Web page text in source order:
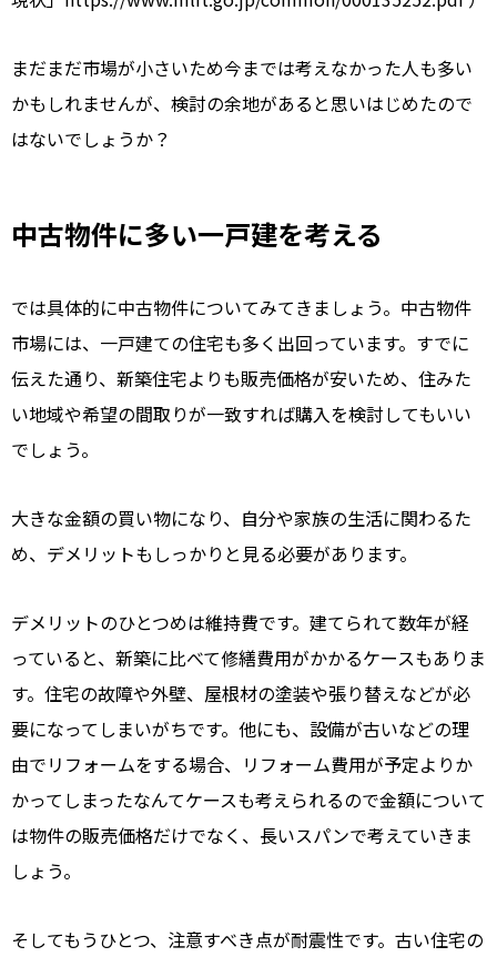
まだまだ市場が小さいため今までは考えなかった人も多い
かもしれませんが、検討の余地があると思いはじめたので
はないでしょうか？
中古物件に多い一戸建を考える
では具体的に中古物件についてみてきましょう。中古物件
市場には、一戸建ての住宅も多く出回っています。すでに
伝えた通り、新築住宅よりも販売価格が安いため、住みた
い地域や希望の間取りが一致すれば購入を検討してもいい
でしょう。
大きな金額の買い物になり、自分や家族の生活に関わるた
め、デメリットもしっかりと見る必要があります。
デメリットのひとつめは維持費です。建てられて数年が経
っていると、新築に比べて修繕費用がかかるケースもありま
す。住宅の故障や外壁、屋根材の塗装や張り替えなどが必
要になってしまいがちです。他にも、設備が古いなどの理
由でリフォームをする場合、リフォーム費用が予定よりか
かってしまったなんてケースも考えられるので金額について
は物件の販売価格だけでなく、長いスパンで考えていきま
しょう。
そしてもうひとつ、注意すべき点が耐震性です。古い住宅の